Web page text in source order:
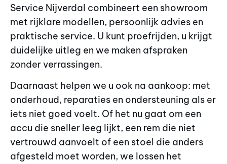
Service Nijverdal combineert een showroom
met rijklare modellen, persoonlijk advies en
praktische service. U kunt proefrijden, u krijgt
duidelijke uitleg en we maken afspraken
zonder verrassingen.
Daarnaast helpen we u ook na aankoop: met
onderhoud, reparaties en ondersteuning als er
iets niet goed voelt. Of het nu gaat om een
accu die sneller leeg lijkt, een rem die niet
vertrouwd aanvoelt of een stoel die anders
afgesteld moet worden, we lossen het